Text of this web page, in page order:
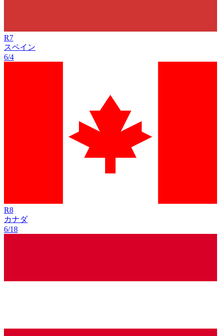
R7
スペイン
6/4
R8
カナダ
6/18